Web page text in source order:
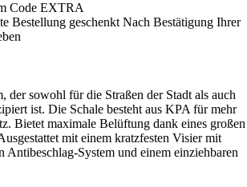
Code EXTRA
Bestellung geschenkt Nach Bestätigung Ihrer
der sowohl für die Straßen der Stadt als auch
ist. Die Schale besteht aus KPA für mehr
Bietet maximale Belüftung dank eines großen
mit einem kratzfesten Visier mit
System und einem einziehbaren